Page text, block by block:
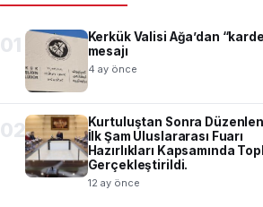
01
Kerkük Valisi Ağa’dan
mesajı
4 ay önce
02
Kurtuluştan Sonra
İlk Şam Uluslararası Fuarı
Hazırlıkları Kapsamında
Gerçekleştirildi.
12 ay önce